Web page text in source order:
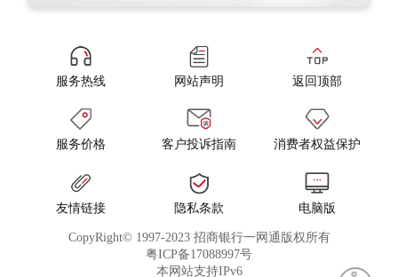
服务热线 网站声明 返回顶部
服务价格 客户投诉指南 消费者权益保护
友情链接 隐私条款 电脑版
CopyRight© 1997-2023 招商银行一网通版权所有
粤ICP备17088997号
本网站支持IPv6